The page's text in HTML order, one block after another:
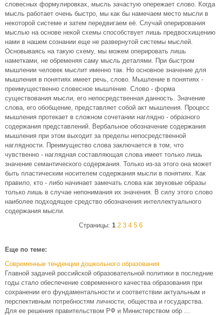
словесных формулировках, мысль зачастую опережает слово. Когда
мысль работает очень быстро, мы как бы намечаем место мысли в
некоторой системе и затем передвигаем её. Случай оперирования
мыслью на основе некой схемы способствует лишь предвосхищению
нами в нашем сознании еще не развернутой системы мыслей.
Основываясь на такую схему, мы можем оперировать лишь
наметками, не обременяя саму мысль деталями. При быстром
мышлении человек мыслит именно так. Но основное значение для
мышления в понятиях имеет речь, слово. Мышление в понятиях -
преимущественно словесное мышление. Слово - форма
существования мысли, его непосредственная данность. Значение
слова, его обобщение, представляет собой акт мышления. Процесс
мышления протекает в сложном сочетании наглядно - образного
содержания представлений. Вербальное обозначение содержания
мышления при этом выходит за пределы непосредственной
наглядности. Преимущество слова заключается в том, что
чувственно - наглядная составляющая слова имеет только лишь
значение семантического содержания. Только из-за этого она может
быть пластическим носителем содержания мысли в понятиях. Как
правило, кто - либо начинает замечать слова как звуковые образы
только лишь в случае непонимания их значения. В силу этого слово
наиболее подходящее средство обозначения интеллектуального
содержания мысли.
Страницы: 1 2 3 4 5 6
Еще по теме:
Современные тенденции дошкольного образования
Главной задачей российской образовательной политики в последние
годы стало обеспечение современного качества образования при
сохранении его фундаментальности и соответствии актуальным и
перспективным потребностям личности, общества и государства.
Для ее решения правительством РФ и Министерством обр ...